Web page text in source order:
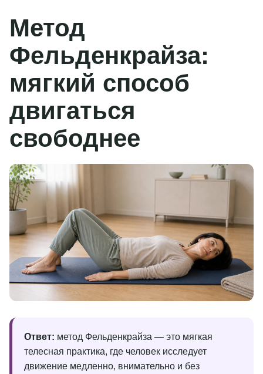
Метод
Фельденкрайза:
мягкий способ
двигаться
свободнее
Ответ: метод Фельденкрайза — это мягкая
телесная практика, где человек исследует
движение медленно, внимательно и без